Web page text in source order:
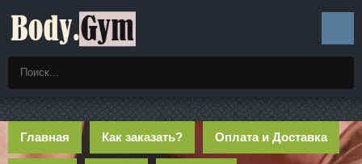
Главная Как заказать? Оплата и Доставка